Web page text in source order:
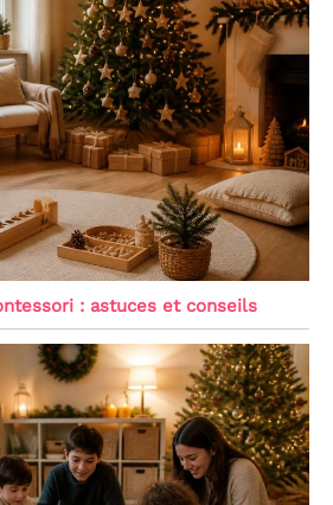
: astuces et conseils